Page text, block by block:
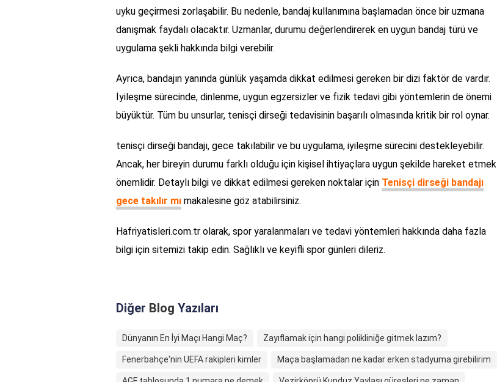
uyku geçirmesi zorlaşabilir. Bu nedenle, bandaj kullanımına başlamadan önce bir uzmana
danışmak faydalı olacaktır. Uzmanlar, durumu değerlendirerek en uygun bandaj türü ve
uygulama şekli hakkında bilgi verebilir.
Ayrıca, bandajın yanında günlük yaşamda dikkat edilmesi gereken bir dizi faktör de vardır.
İyileşme sürecinde, dinlenme, uygun egzersizler ve fizik tedavi gibi yöntemlerin de önemi
büyüktür. Tüm bu unsurlar, tenisçi dirseği tedavisinin başarılı olmasında kritik bir rol oynar.
tenisçi dirseği bandajı, gece takılabilir ve bu uygulama, iyileşme sürecini destekleyebilir.
Ancak, her bireyin durumu farklı olduğu için kişisel ihtiyaçlara uygun şekilde hareket etmek
önemlidir. Detaylı bilgi ve dikkat edilmesi gereken noktalar için Tenisçi dirseği bandajı
gece takılır mı makalesine göz atabilirsiniz.
Hafriyatisleri.com.tr olarak, spor yaralanmaları ve tedavi yöntemleri hakkında daha fazla
bilgi için sitemizi takip edin. Sağlıklı ve keyifli spor günleri dileriz.
Diğer Blog Yazıları
Dünyanın En İyi Maçı Hangi Maç? Zayıflamak için hangi polikliniğe gitmek lazım?
Fenerbahçe'nin UEFA rakipleri kimler Maça başlamadan ne kadar erken stadyuma girebilirim